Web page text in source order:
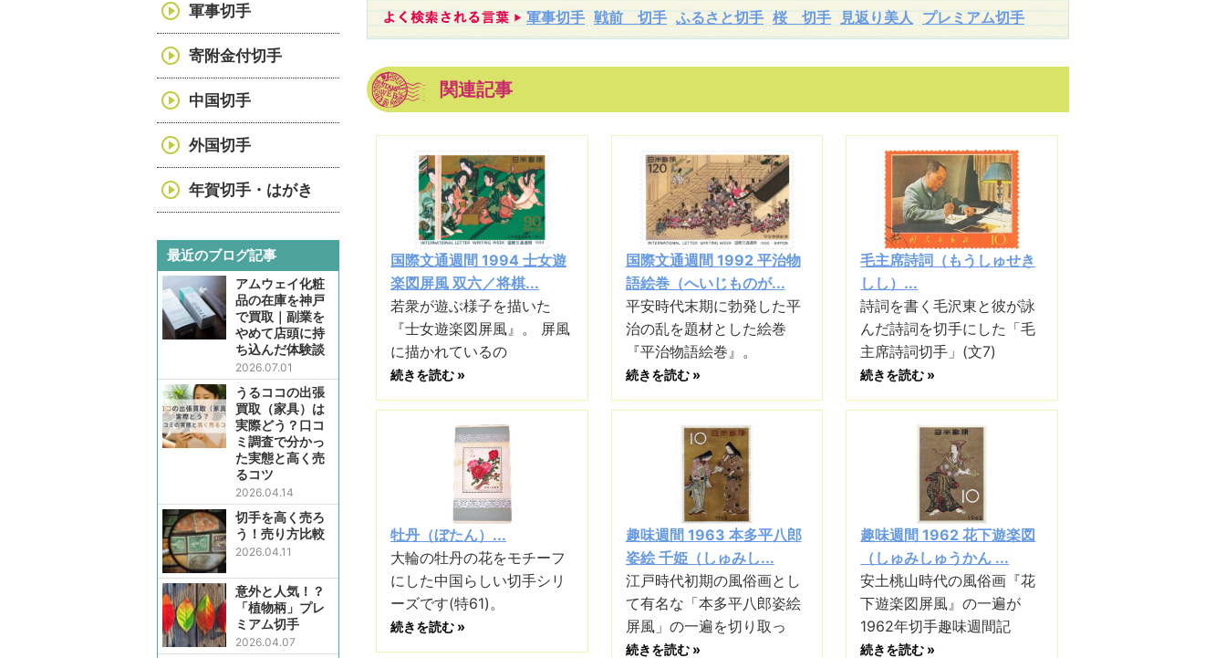
軍事切手 戦前 切手 ふるさと切手 桜 切手 見返り美人 プレミアム切手
関連記事
国際文通週間 1994 士女遊
楽図屏風 双六／将棋...
若衆が遊ぶ様子を描いた
『士女遊楽図屏風』。 屏風
に描かれているの
続きを読む »
国際文通週間 1992 平治物
語絵巻（へいじものが...
平安時代末期に勃発した平
治の乱を題材とした絵巻
『平治物語絵巻』。
続きを読む »
毛主席詩詞（もうしゅせき
しし）...
詩詞を書く毛沢東と彼が詠
んだ詩詞を切手にした「毛
主席詩詞切手」(文7)
続きを読む »
牡丹（ぼたん）...
大輪の牡丹の花をモチーフ
にした中国らしい切手シリ
ーズです(特61)。
続きを読む »
趣味週間 1963 本多平八郎
姿絵 千姫（しゅみし...
江戸時代初期の風俗画とし
て有名な「本多平八郎姿絵
屏風」の一遍を切り取っ
続きを読む »
趣味週間 1962 花下遊楽図
（しゅみしゅうかん ...
安土桃山時代の風俗画『花
下遊楽図屏風』の一遍が
1962年切手趣味週間記
続きを読む »
軍事切手
寄附金付切手
中国切手
外国切手
年賀切手・はがき
最近のブログ記事
アムウェイ化粧
品の在庫を神戸
で買取｜副業を
やめて店頭に持
ち込んだ体験談
2026.07.01
うるココの出張
買取（家具）は
実際どう？口コ
ミ調査で分かっ
た実態と高く売
るコツ
2026.04.14
切手を高く売ろ
う！売り方比較
2026.04.11
意外と人気！？
「植物柄」プレ
ミアム切手
2026.04.07